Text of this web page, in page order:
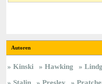
Autoren
Kinski Hawking